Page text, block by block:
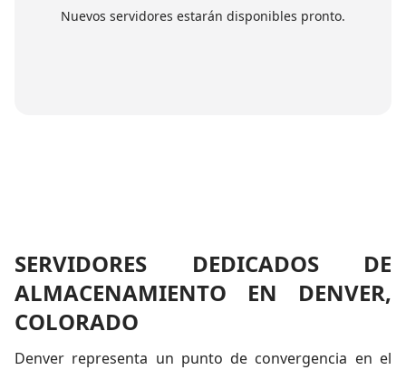
Nuevos servidores estarán disponibles pronto.
SERVIDORES DEDICADOS DE
ALMACENAMIENTO EN DENVER,
COLORADO
Denver representa un punto de convergencia en el